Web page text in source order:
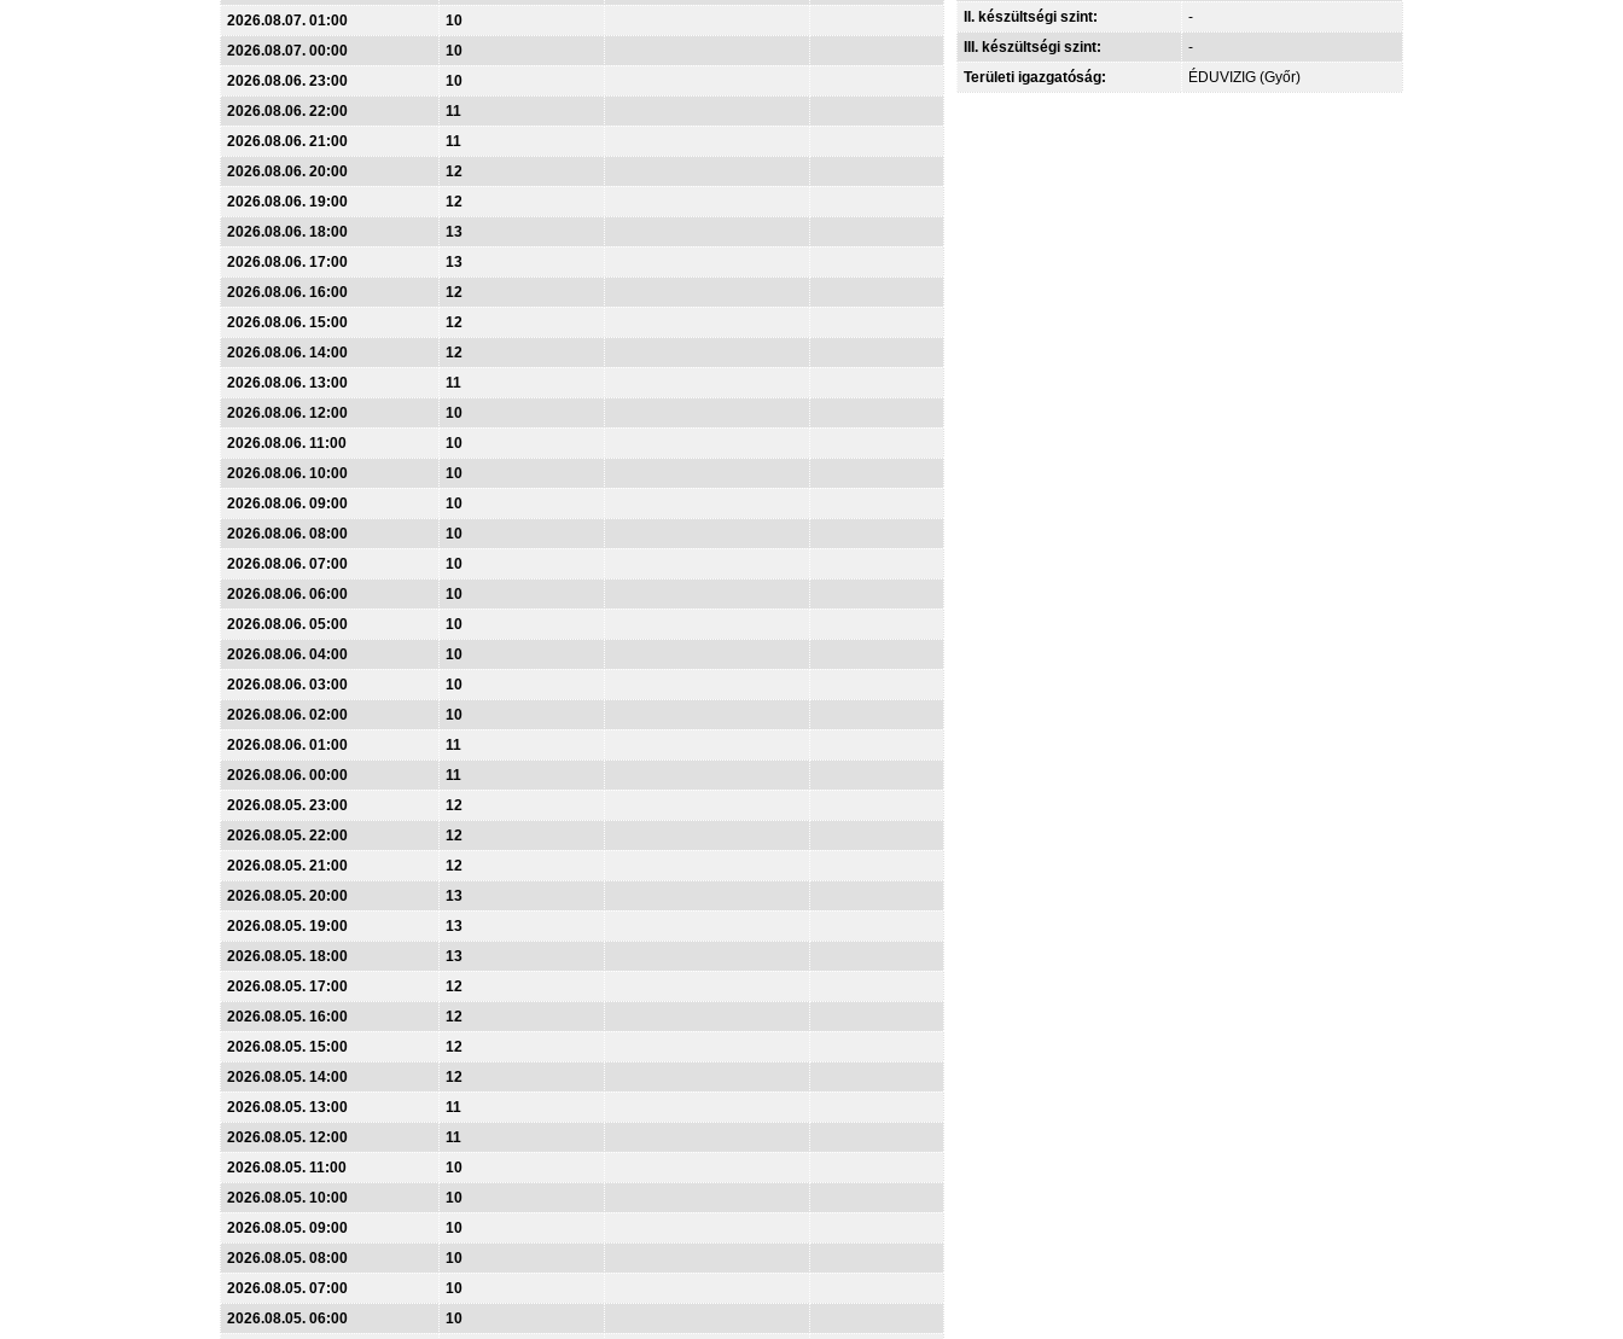
2026.08.07. 01:00
10
2026.08.07. 00:00
10
2026.08.06. 23:00
10
2026.08.06. 22:00
11
2026.08.06. 21:00
11
2026.08.06. 20:00
12
2026.08.06. 19:00
12
2026.08.06. 18:00
13
2026.08.06. 17:00
13
2026.08.06. 16:00
12
2026.08.06. 15:00
12
2026.08.06. 14:00
12
2026.08.06. 13:00
11
2026.08.06. 12:00
10
2026.08.06. 11:00
10
2026.08.06. 10:00
10
2026.08.06. 09:00
10
2026.08.06. 08:00
10
2026.08.06. 07:00
10
2026.08.06. 06:00
10
2026.08.06. 05:00
10
2026.08.06. 04:00
10
2026.08.06. 03:00
10
2026.08.06. 02:00
10
2026.08.06. 01:00
11
2026.08.06. 00:00
11
2026.08.05. 23:00
12
2026.08.05. 22:00
12
2026.08.05. 21:00
12
2026.08.05. 20:00
13
2026.08.05. 19:00
13
2026.08.05. 18:00
13
2026.08.05. 17:00
12
2026.08.05. 16:00
12
2026.08.05. 15:00
12
2026.08.05. 14:00
12
2026.08.05. 13:00
11
2026.08.05. 12:00
11
2026.08.05. 11:00
10
2026.08.05. 10:00
10
2026.08.05. 09:00
10
2026.08.05. 08:00
10
2026.08.05. 07:00
10
2026.08.05. 06:00
10
II. készültségi szint:
-
III. készültségi szint:
-
Területi igazgatóság:
ÉDUVIZIG (Győr)